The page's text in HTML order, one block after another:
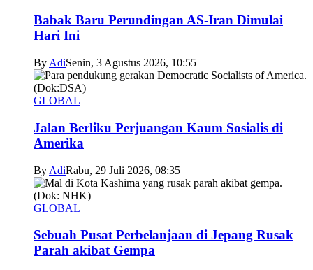
Babak Baru Perundingan AS-Iran Dimulai
Hari Ini
By AdiSenin, 3 Agustus 2026, 10:55
GLOBAL
Jalan Berliku Perjuangan Kaum Sosialis di
Amerika
By AdiRabu, 29 Juli 2026, 08:35
GLOBAL
Sebuah Pusat Perbelanjaan di Jepang Rusak
Parah akibat Gempa